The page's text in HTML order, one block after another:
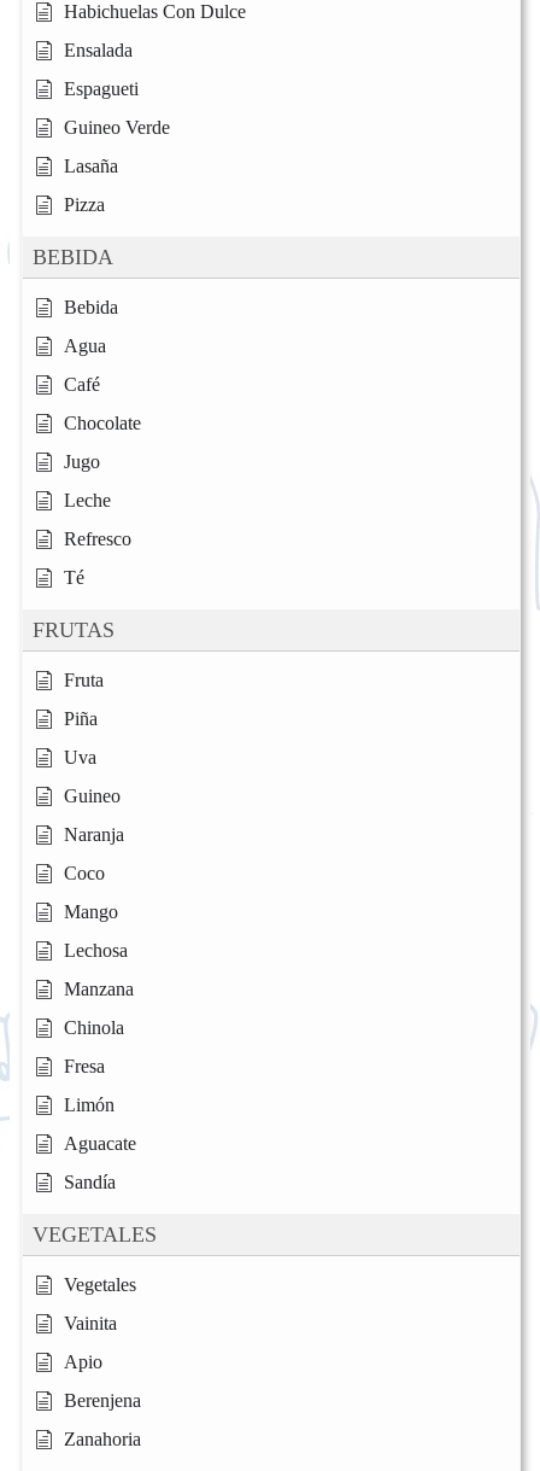
Habichuelas Con Dulce
Ensalada
Espagueti
Guineo Verde
Lasaña
Pizza
BEBIDA
Bebida
Agua
Café
Chocolate
Jugo
Leche
Refresco
Té
FRUTAS
Fruta
Piña
Uva
Guineo
Naranja
Coco
Mango
Lechosa
Manzana
Chinola
Fresa
Limón
Aguacate
Sandía
VEGETALES
Vegetales
Vainita
Apio
Berenjena
Zanahoria